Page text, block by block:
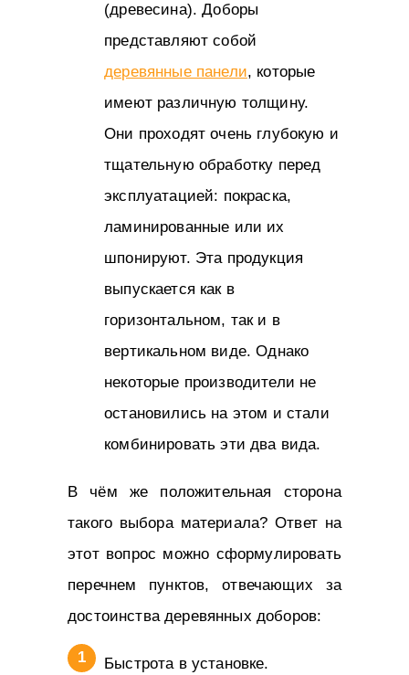
(древесина). Доборы
представляют собой
деревянные панели, которые
имеют различную толщину.
Они проходят очень глубокую и
тщательную обработку перед
эксплуатацией: покраска,
ламинированные или их
шпонируют. Эта продукция
выпускается как в
горизонтальном, так и в
вертикальном виде. Однако
некоторые производители не
остановились на этом и стали
комбинировать эти два вида.
В чём же положительная сторона
такого выбора материала? Ответ на
этот вопрос можно сформулировать
перечнем пунктов, отвечающих за
достоинства деревянных доборов:
Быстрота в установке.